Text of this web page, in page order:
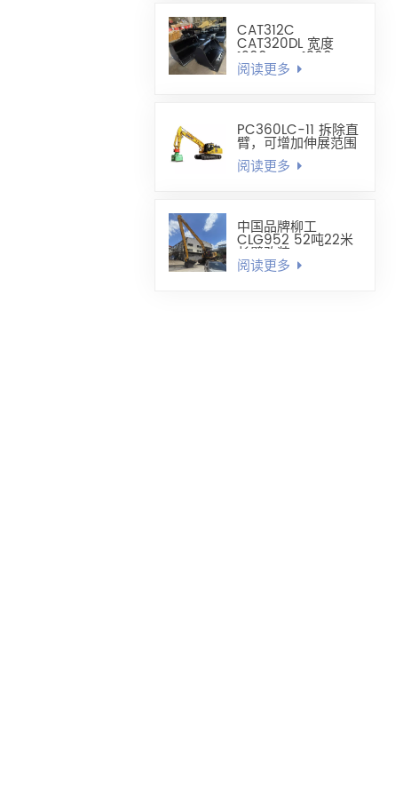
CAT312C
CAT320DL 宽度
1200mm-1300mm
调平铲斗
阅读更多
PC360LC-11 拆除直
臂，可增加伸展范围
阅读更多
中国品牌柳工
CLG952 52吨22米
长臂改装
阅读更多